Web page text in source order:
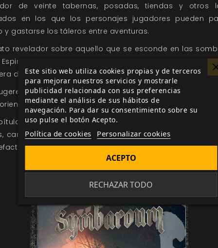
de veinte tabernas, posadas, tiendas y otros
en los que los personajes jugadores pueden
y gastarse los táleros entre aventuras.
revelador sobre aquello que se esconde en las
Espina, lleno de suspense y tramas argumentales que
de convertirse en aventuras.
ruinas para explorar y una guía para
a los objetivos.
con reglas adicionales, entre las que se incluyen
características, acciones especiales, elixires y media
místicos novedosos.
Este sitio web utiliza cookies propias y de terceros
para mejorar nuestros servicios y mostrarle
publicidad relacionada con sus preferencias
mediante el análisis de sus hábitos de
navegación. Para dar su consentimiento sobre su
uso pulse el botón Acepto.
Política de cookies Personalizar cookies
RECHAZAR TODO
ACEPTO